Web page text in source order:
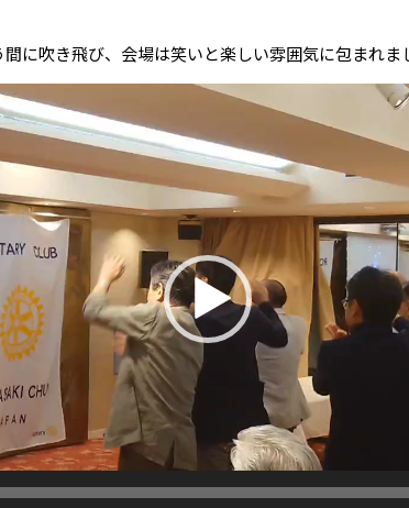
に吹き飛び、会場は笑いと楽しい雰囲気に包まれま